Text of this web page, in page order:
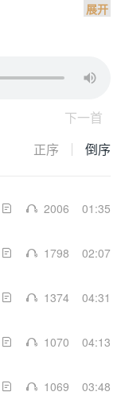
展开
下一首
正序 倒序
2006 01:35
1798 02:07
1374 04:31
1070 04:13
1069 03:48